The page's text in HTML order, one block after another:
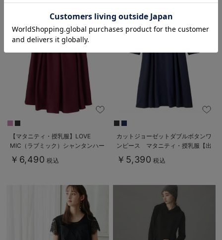
【マタニティ・授乳服】LOVE
MIC（ラブミック）シャンタンハー
トネックフレアワンピース
￥6,490 税込
カットジョーゼットダブルボタンワ
ンピース マタニティ・授乳服【出
産後も長く使える】fairy（フェアリ
ー）
￥5,390 税込
お気に入り商品を確認する